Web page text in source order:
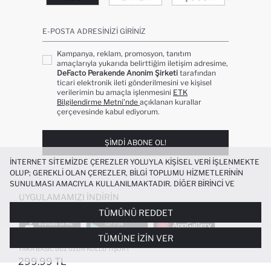
%100 PAMUK ERKEK BEBEK BISIKLET
YAKA BASIC DÜZ UZUN KOLLU TIŞÖRT
299.99 TL
E-POSTA ADRESINIZI GIRINIZ
Kampanya, reklam, promosyon, tanıtım
amaçlarıyla yukarıda belirttiğim iletişim adresime,
DeFacto Perakende Anonim Şirketi tarafından
ticari elektronik ileti gönderilmesini ve kişisel
verilerimin bu amaçla işlenmesini ETK
Bilgilendirme Metni’nde açıklanan kurallar
çerçevesinde kabul ediyorum.
ŞIMDI ABONE OL!
UYGULAMAMIZI İNDIRIN
POPÜLER KATEGORILER
İNTERNET SITEMIZDE ÇEREZLER YOLUYLA KIŞISEL VERI IŞLENMEKTE
OLUP; GEREKLI OLAN ÇEREZLER, BILGI TOPLUMU HIZMETLERININ
SUNULMASI AMACIYLA KULLANILMAKTADIR. DIĞER BIRINCI VE
ÜÇÜNCÜ TARAF ÇEREZLER ISE SIZE DAHA IYI BIR ALIŞVERIŞ
DENEYIMI SUNULABILMESI, SITEMIZIN DAHA IŞLEVSEL KILINMASI VE
KIŞISELLEŞTIRMESI VE AÇIK RIZA VERMENIZ HALINDE, SIZLERE
YÖNELIK PAZARLAMA FAALIYETLERININ YAPILMASI AMAÇLARIYLA
SINIRLI OLARAK KULLANILACAKTIR. ÇEREZLERE DAIR TERCIHLERINIZI
ÇEREZ TERCIHLERIPANELI ARACILIĞIYLA HER ZAMAN YÖNETEBILIR,
ÇEREZLERLE ILGILI DAHA DETAYLI BILGIYE
TÜMÜNÜ REDDET
TÜMÜNE İZIN VER